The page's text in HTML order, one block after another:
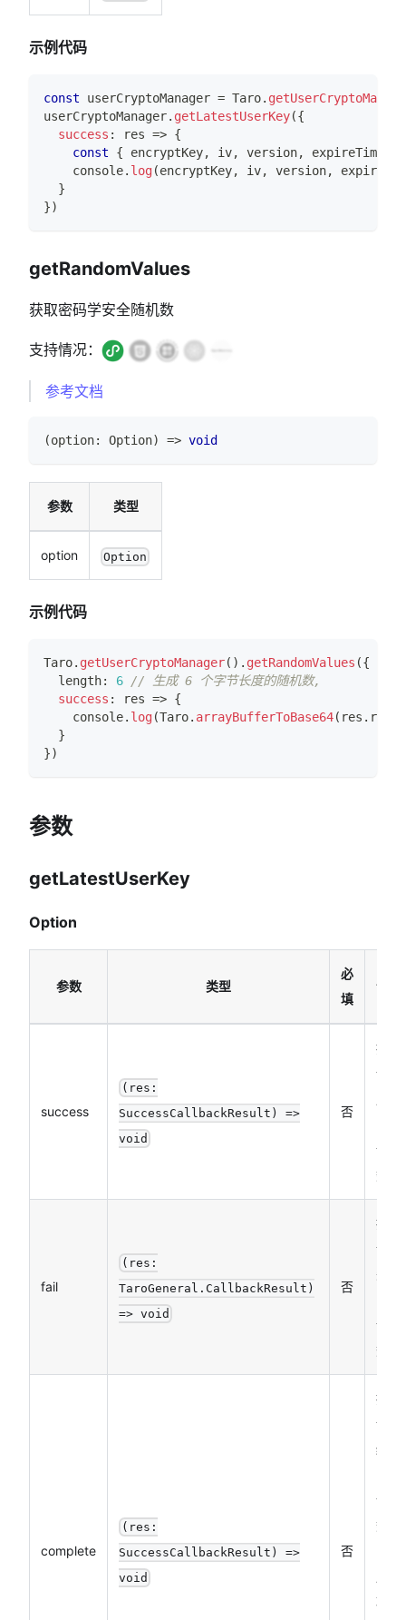
示例代码
const userCryptoManager = Taro.
userCryptoManager. getLatestUserKey({
success : res => {
const
{ encryptKey, iv, version, expireTime
console. log(encryptKey, iv, version,
}
})
getRandomValues
获取密码学安全随机数
支持情况：
参考文档
(option: Option) => void
参数 类型
option Option
示例代码
Taro. getUserCryptoManager( ) . getRandomValues ({
  length
: 6 // 生成 6 个字节长度的随机数,
success : res => {
console. log(Taro. arrayBufferToBase64( res .
}
})
参数
getLatestUserKey
Option
参数 类型
必
填
说明
success
(res:
SuccessCallbackResult) =>
void
否
接口
调用
调函
数
fail
(res:
TaroGeneral.CallbackResult)
=> void
否
接口
调用
失败
调函
数
complete
(res:
SuccessCallbackResult) =>
void
否
接口
调用
结束
调函
数
功、